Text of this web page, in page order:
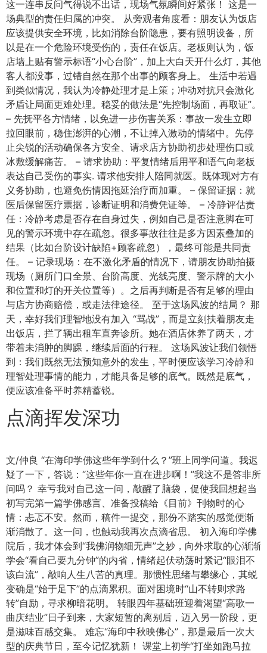
这一连串反问气得说不出话，现场气氛瞬间好紧张！ 这是一
场典型的责任归属的冲突。 从旁观者角度看：朋友认为饭店
应该提供安全环境，比如消除台阶隐患，要有照明设备，所
以是在一个危险环境受伤的，责任在饭店。老板则认为，饭
店墙上贴有警示标语“小心台阶”，加上大白天开什么灯，其他
客人都没事，过错自然在那个出事的顾客身上。 生活中若遇
到类似情况，我认为冷静处理才是上策；冲动对抗只会激化
矛盾让局面更难处理。稳妥的做法是“先控制场面，再取证”。
– 先抚平各方情绪，以免进一步伤害关系：事故一发生立即
拉回眼前，稳住澎湃的心潮，不让掉入激动的情绪中。先停
止尖锐的活动确保各方安全、请求店方协助初步处理伤口或
冰敷缓解痛苦。 – 请求协助：平复情绪后用平和语气向老板
表达自己受伤的事实. 请求他安排人陪同就医。既体现对方有
义务协助，也避免伤情因拖延治疗而加重。 – 保留证据：就
医后保留医疗票据，诊断证明和消费凭证等。 – 冷静评估责
任：冷静考虑是否存在自身过失，例如自己是否注意脚在可
见的警示环境中存在疏忽。很多事故往往是多方因素叠加的
结果（比如台阶设计缺陷+顾客疏忽），最终可能是共同责
任。 – 记录现场：在不激化矛盾的情况下，请朋友协助拍摄
现场（厕所门口全景、台阶高度、光线亮度、警示牌的大小
和位置和灯的开关位置等）。之后再判断是否有足够的理由
与店方协商赔偿，或走法律途径。 至于这场风波的结局？ 那
天，幸好我们理智地没有加入 “骂战”，而是立刻扶着朋友走
出饭店，拦了辆出租车直奔诊所。她在酒店休养了两天，才
带着未消肿的脚踝，继续后面的行程。 这场风波让我们领悟
到：我们既然无法预知意外的发生，平时便应该学习冷静和
理智处理事情的能力，才能具备足够的底气。既然是底气，
便应该准备平时养精蓄锐。
点滴挥发深功
文/仲良 “在海印学佛这些年学到什么？”班上同学问道。我迟
疑了一下，答说：“这些年你一直在进步啊！”我这不是答非所
问吗？ 幸亏我对自己这一问，敲醒了脑袋，促使我回想起当
初写完第一篇学佛感言、准备投稿给《目前》刊物时的心
情：忐忑不安。然而，稿件一提交，那份不踏实的感觉便渐
渐消散了。这一问，也触动我再次点滴省思。 初入海印学佛
院后，我才体会到“我佛润物细无声”之妙，向外求取的心渐渐
学会“看自己要九分钟”的内省，情绪起伏动荡时紧记“眼泪不
该白流”，敲响人生八苦的真理。那惯性思绪与攀缘心，其蜕
变确是“始于足下”的点滴累积。面对困境时“山不转则求路
转”自励，寻求柳暗花明。 转眼四年基础班迎着渴望“高歌一
曲庆结业”日子到来，大家短暂的离别后，迈入另一阶段，更
是滋味百感交集。 难忘“海印中秋映佛心”，那是最后一次大
型的庆典节日，至今记忆犹新！ 课堂上初学“打坐如跑马拉